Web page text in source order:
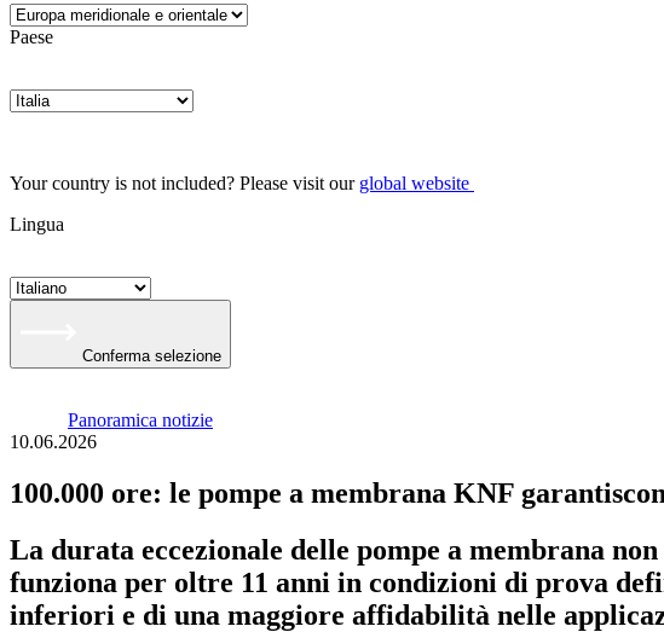
Paese
Your country is not included? Please visit our global website
Lingua
Conferma selezione
Panoramica notizie
10.06.2026
100.000 ore: le pompe a membrana KNF
La durata eccezionale delle pompe a membrana
funziona per oltre 11 anni in condizioni di prova
inferiori e di una maggiore affidabilità nelle